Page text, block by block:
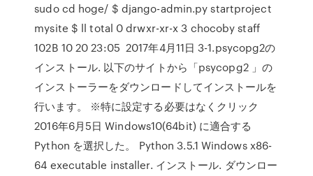
sudo cd hoge/ $ django-admin.py startproject
mysite $ ll total 0 drwxr-xr-x 3 chocoby staff
102B 10 20 23:05 2017年4月11日 3-1.psycopg2の
インストール. 以下のサイトから「psycopg2 」の
インストーラーをダウンロードしてインストールを
行います。 ※特に設定する必要はなくクリック
2016年6月5日 Windows10(64bit) に適合する
Python を選択した。 Python 3.5.1 Windows x86-
64 executable installer. インストール. ダウンロー